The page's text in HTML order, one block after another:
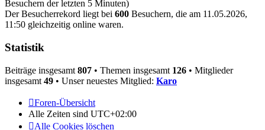
Besuchern der letzten 5 Minuten)
Der Besucherrekord liegt bei 600 Besuchern, die am 11.05.2026,
11:50 gleichzeitig online waren.
Statistik
Beiträge insgesamt 807 • Themen insgesamt 126 • Mitglieder
insgesamt 49 • Unser neuestes Mitglied: Karo
Foren-Übersicht
Alle Zeiten sind UTC+02:00
Alle Cookies löschen